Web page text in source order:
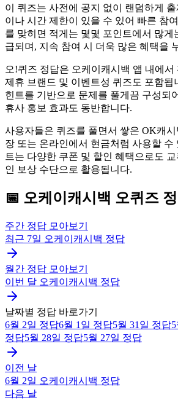
이 퀴즈는 사전에 공지 없이 랜덤하게
이나 시간 제한이 있을 수 있어 빠른 참
를 맞히면 적게는 몇몇 포인트에서 많게
급되며, 지속 참여 시 더욱 많은 혜택을
오!퀴즈 정답은 오케이캐시백 앱 내에서
제휴 브랜드 및 이벤트성 퀴즈도 포함됩
힌트를 기반으로 문제를 풀게끔 구성되
휴사 홍보 효과도 동반합니다.
사용자들은 퀴즈를 풀면서 쌓은 OK캐
장 또는 온라인에서 현금처럼 사용할 수
트는 다양한 쿠폰 및 할인 혜택으로도
인 보상 수단으로 활용됩니다.
📅 오케이캐시백 오퀴즈
주간 정답 모아보기
최근 7일 오케이캐시백 정답
월간 정답 모아보기
이번 달 오케이캐시백 정답
날짜별 정답 바로가기
6월 2일 정답6월 1일 정답5월 31일 정답
정답5월 28일 정답5월 27일 정답
이전 날
6월 2일 오케이캐시백 정답
다음 날